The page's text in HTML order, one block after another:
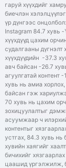
гаруй хүүхдийг
биечлэн
үр дүнгээс
Instagram 84.7 хувь
хүүхдүүд цахим
судалгааны
хүүхдүүдийн -37.3
авч байсан -26.7
агуулгатай контент
хувь нь амиа
байсан гэж
70 хувь нь цахим
зохицуулалтыг
асуумжаар ч
контентыг
устгах, 84.3 хувь
хувийн хаягийг
бичихийг
цаашид үргэлжилж,